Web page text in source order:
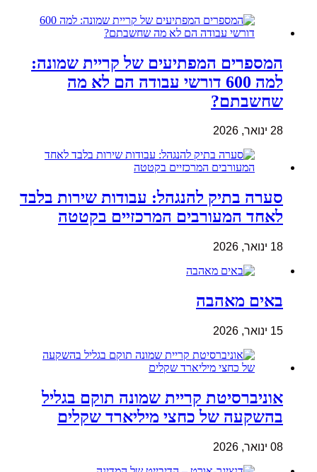
המספרים המפתיעים של קריית שמונה:
למה 600 דורשי עבודה הם לא מה
שחשבתם?
28 ינואר, 2026
סערה בתיק להנגהל: עבודות שירות בלבד
לאחד המעורבים המרכזיים בקטטה
18 ינואר, 2026
באים מאהבה
15 ינואר, 2026
אוניברסיטת קריית שמונה תוקם בגליל
בהשקעה של כחצי מיליארד שקלים
08 ינואר, 2026